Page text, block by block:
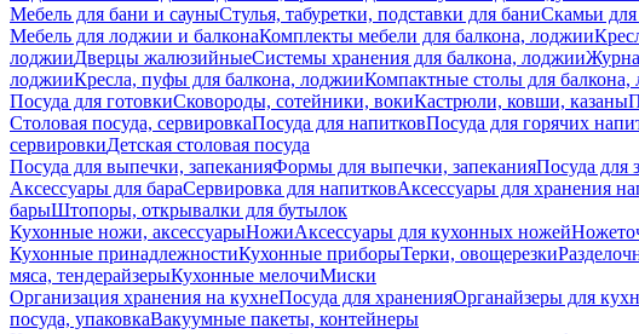
Мебель для бани и сауныСтулья, табуретки, подставки для баниСкамьи
Мебель для лоджии и балконаКомплекты мебели для балкона, лоджии
лоджииДверцы жалюзийныеСистемы хранения для балкона, лоджии
лоджииКресла, пуфы для балкона, лоджииКомпактные столы для балкона,
Посуда для готовкиСковороды, сотейники, вокиКастрюли, ковши, казаны
Столовая посуда, сервировкаПосуда для напитковПосуда для горячих
сервировкиДетская столовая посуда
Посуда для выпечки, запеканияФормы для выпечки, запеканияПосуда для
Аксессуары для бараСервировка для напитковАксессуары для хранения
барыШтопоры, открывалки для бутылок
Кухонные ножи, аксессуарыНожиАксессуары для кухонных ножей
Кухонные принадлежностиКухонные приборыТерки, овощерезки
мяса, тендерайзерыКухонные мелочиМиски
Организация хранения на кухнеПосуда для храненияОрганайзеры для
посуда, упаковкаВакуумные пакеты, контейнеры